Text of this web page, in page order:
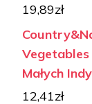
19,89zł
Małych
12,41zł